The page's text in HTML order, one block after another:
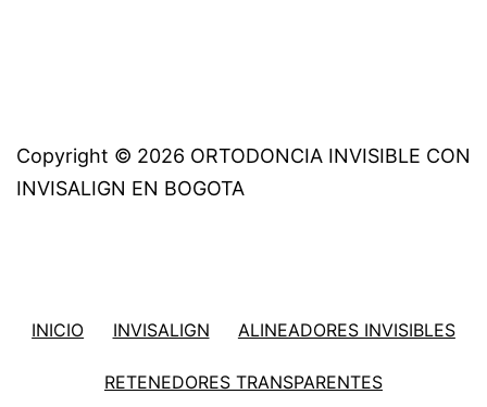
Copyright © 2026 ORTODONCIA INVISIBLE CON
INVISALIGN EN BOGOTA
INICIO INVISALIGN ALINEADORES INVISIBLES
RETENEDORES TRANSPARENTES